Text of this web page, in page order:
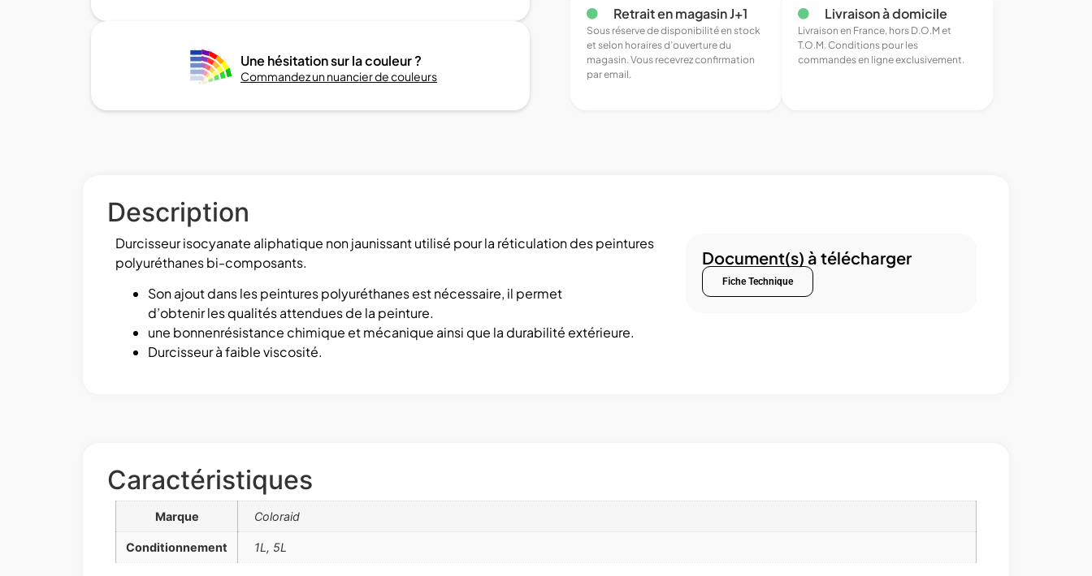
Une hésitation sur la couleur ?
Commandez un nuancier de couleurs
Retrait en magasin J+1
Sous réserve de disponibilité en stock
et selon horaires d’ouverture du
magasin. Vous recevrez confirmation
par email.
Livraison à domicile
Livraison en France, hors D.O.M et
T.O.M. Conditions pour les
commandes en ligne exclusivement.
Description
Durcisseur isocyanate aliphatique non jaunissant utilisé pour la réticulation des peintures
polyuréthanes bi-composants.
Son ajout dans les peintures polyuréthanes est nécessaire, il permet
d’obtenir les qualités attendues de la peinture.
une bonnenrésistance chimique et mécanique ainsi que la durabilité extérieure.
Durcisseur à faible viscosité.
Document(s) à télécharger
Fiche Technique
Caractéristiques
Marque Coloraid
Conditionnement 1L, 5L